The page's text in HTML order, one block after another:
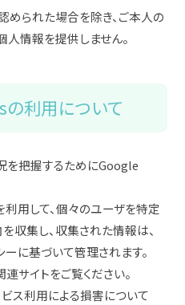
められた場合を除き、ご本人の
人情報を提供しません。
利用について
を把握するためにGoogle
用して、個々のユーザを特定
収集し、収集された情報は、
に基づいて管理されます。
サイトをご覧ください。
ス利用による損害について